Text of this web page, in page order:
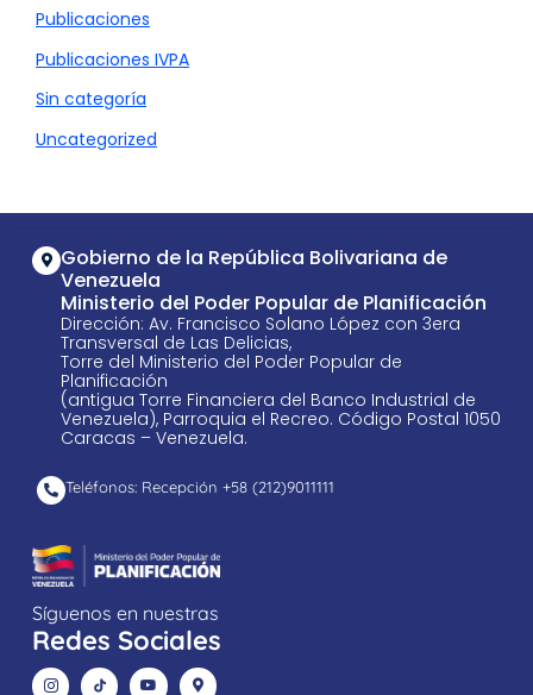
Publicaciones
Publicaciones IVPA
Sin categoría
Uncategorized
Gobierno de la República Bolivariana de
Venezuela
Ministerio del Poder Popular de Planificación
Dirección: Av. Francisco Solano López con 3era
Transversal de Las Delicias,
Torre del Ministerio del Poder Popular de
Planificación
(antigua Torre Financiera del Banco Industrial de
Venezuela), Parroquia el Recreo. Código Postal 1050
Caracas – Venezuela.
Teléfonos: Recepción +58 ​(212)9011111
Síguenos en nuestras
Redes Sociales